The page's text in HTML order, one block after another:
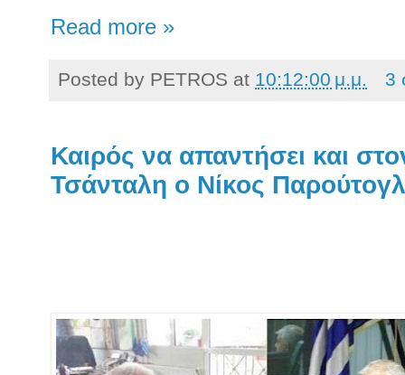
Read more »
Posted by PETROS at 10:12:00 μ.μ. 3
Καιρός να απαντήσει και
Τσάνταλη ο Νίκος